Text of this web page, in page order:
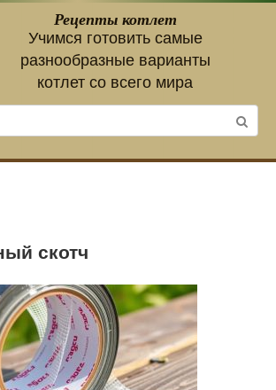
Рецепты котлет
Учимся готовить самые
разнообразные варианты
котлет со всего мира
скотч